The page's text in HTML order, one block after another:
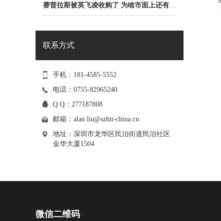
赛普拉斯被英飞凌收购了 为啥市面上还有赛普拉斯一级代理商？
联系方式
手机：181-4585-5552
电话：0755-82965240
Q Q：277187808
邮箱： alan.liu@szhtt-china.cn
地址：深圳市龙华区民治街道民治社区
金华大厦1504
微信二维码